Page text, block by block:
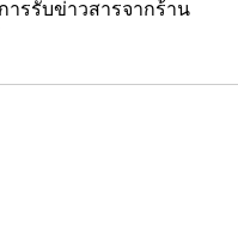
ารรับข่าวสารจากร้าน